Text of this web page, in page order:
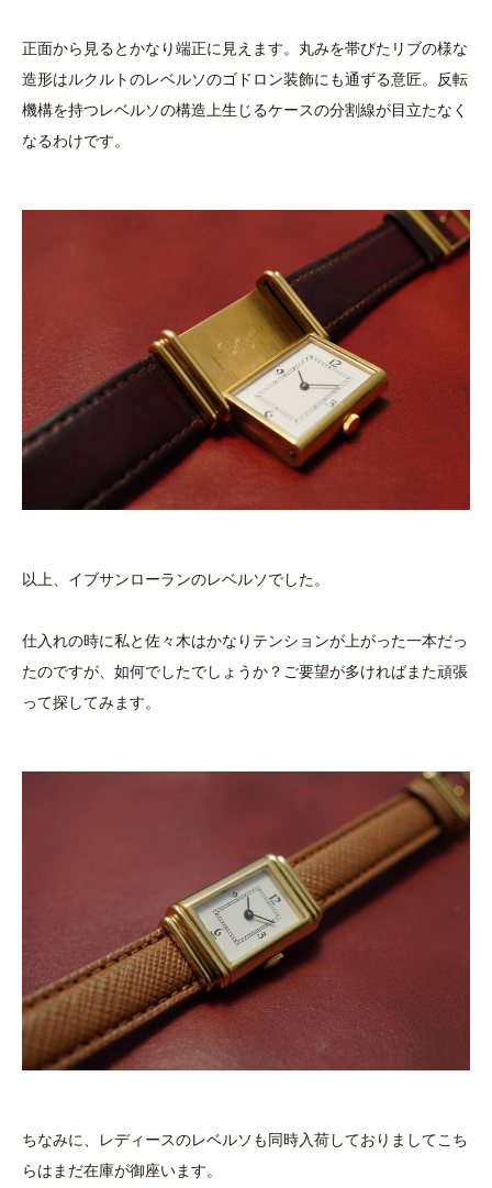
正面から見るとかなり端正に見えます。丸みを帯びたリブの様な
造形はルクルトのレベルソのゴドロン装飾にも通ずる意匠。反転
機構を持つレベルソの構造上生じるケースの分割線が目立たなく
なるわけです。
以上、イブサンローランのレベルソでした。
仕入れの時に私と佐々木はかなりテンションが上がった一本だっ
たのですが、如何でしたでしょうか？ご要望が多ければまた頑張
って探してみます。
ちなみに、レディースのレベルソも同時入荷しておりましてこち
らはまだ在庫が御座います。